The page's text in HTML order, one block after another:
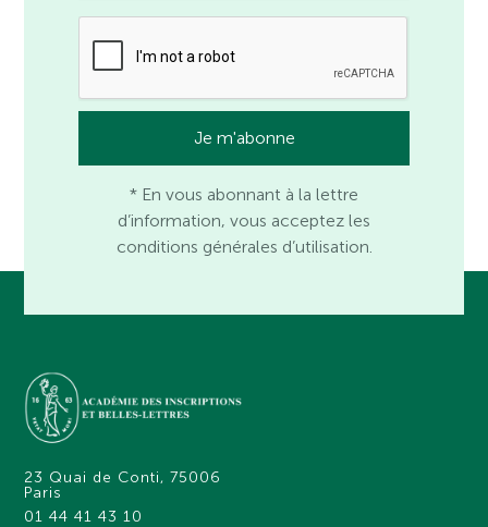
* En vous abonnant à la lettre
d’information, vous acceptez les
conditions générales d’utilisation.
23 Quai de Conti, 75006
Paris
01 44 41 43 10